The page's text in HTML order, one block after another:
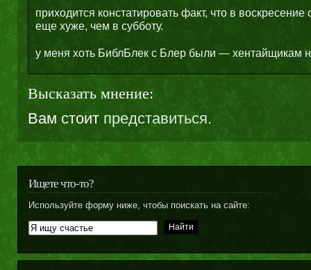
приходится констатировать факт, что в
еще хуже, чем в субботу.
у меня хоть БиблБлек с Блер были — хентайщикам
Высказать мнение:
Вам стоит представиться.
Ищете что-то?
Используйте форму ниже, чтобы поискать на сайте: